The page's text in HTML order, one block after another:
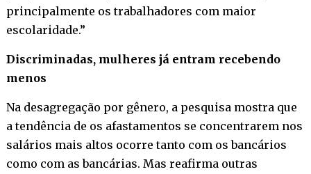
principalmente os trabalhadores com maior
escolaridade.”
Discriminadas, mulheres já entram recebendo
menos
Na desagregação por gênero, a pesquisa mostra que
a tendência de os afastamentos se concentrarem nos
salários mais altos ocorre tanto com os bancários
como com as bancárias. Mas reafirma outras